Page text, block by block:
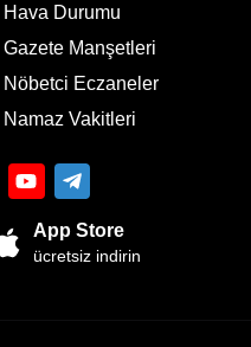
Hava Durumu
Gazete Manşetleri
Nöbetci Eczaneler
Namaz Vakitleri
App Store
ücretsiz indirin